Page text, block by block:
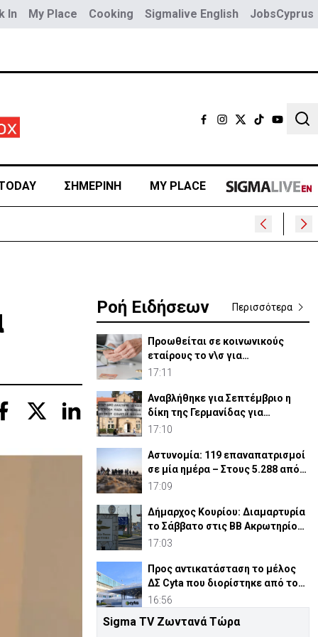
In My Place Cooking Sigmalive English JobsCyprus
ΣΗΜΕΡΙΝΗ MY PLACE
Ροή Ειδήσεων Περισσότερα
Προωθείται σε κοινωνικούς
εταίρους το ν\σ για
συνταξιοδοτικό
17:11
Αναβλήθηκε για Σεπτέμβριο η
δίκη της Γερμανίδας για
σφετερισμό ε/κ περιουσιών
17:10
Αστυνομία: 119 επαναπατρισμοί
σε μία ημέρα – Στους 5.288 από
την αρχή του έτου
17:09
Δήμαρχος Κουρίου: Διαμαρτυρία
το Σάββατο στις ΒΒ Ακρωτηρίου
για νέες κεραίες
17:03
Προς αντικατάσταση το μέλος
ΔΣ Cyta που διορίστηκε από το
Υπουργικό
16:56
Συνελήφθη και η σύζυγος του
Sigma TV Ζωντανά Τώρα